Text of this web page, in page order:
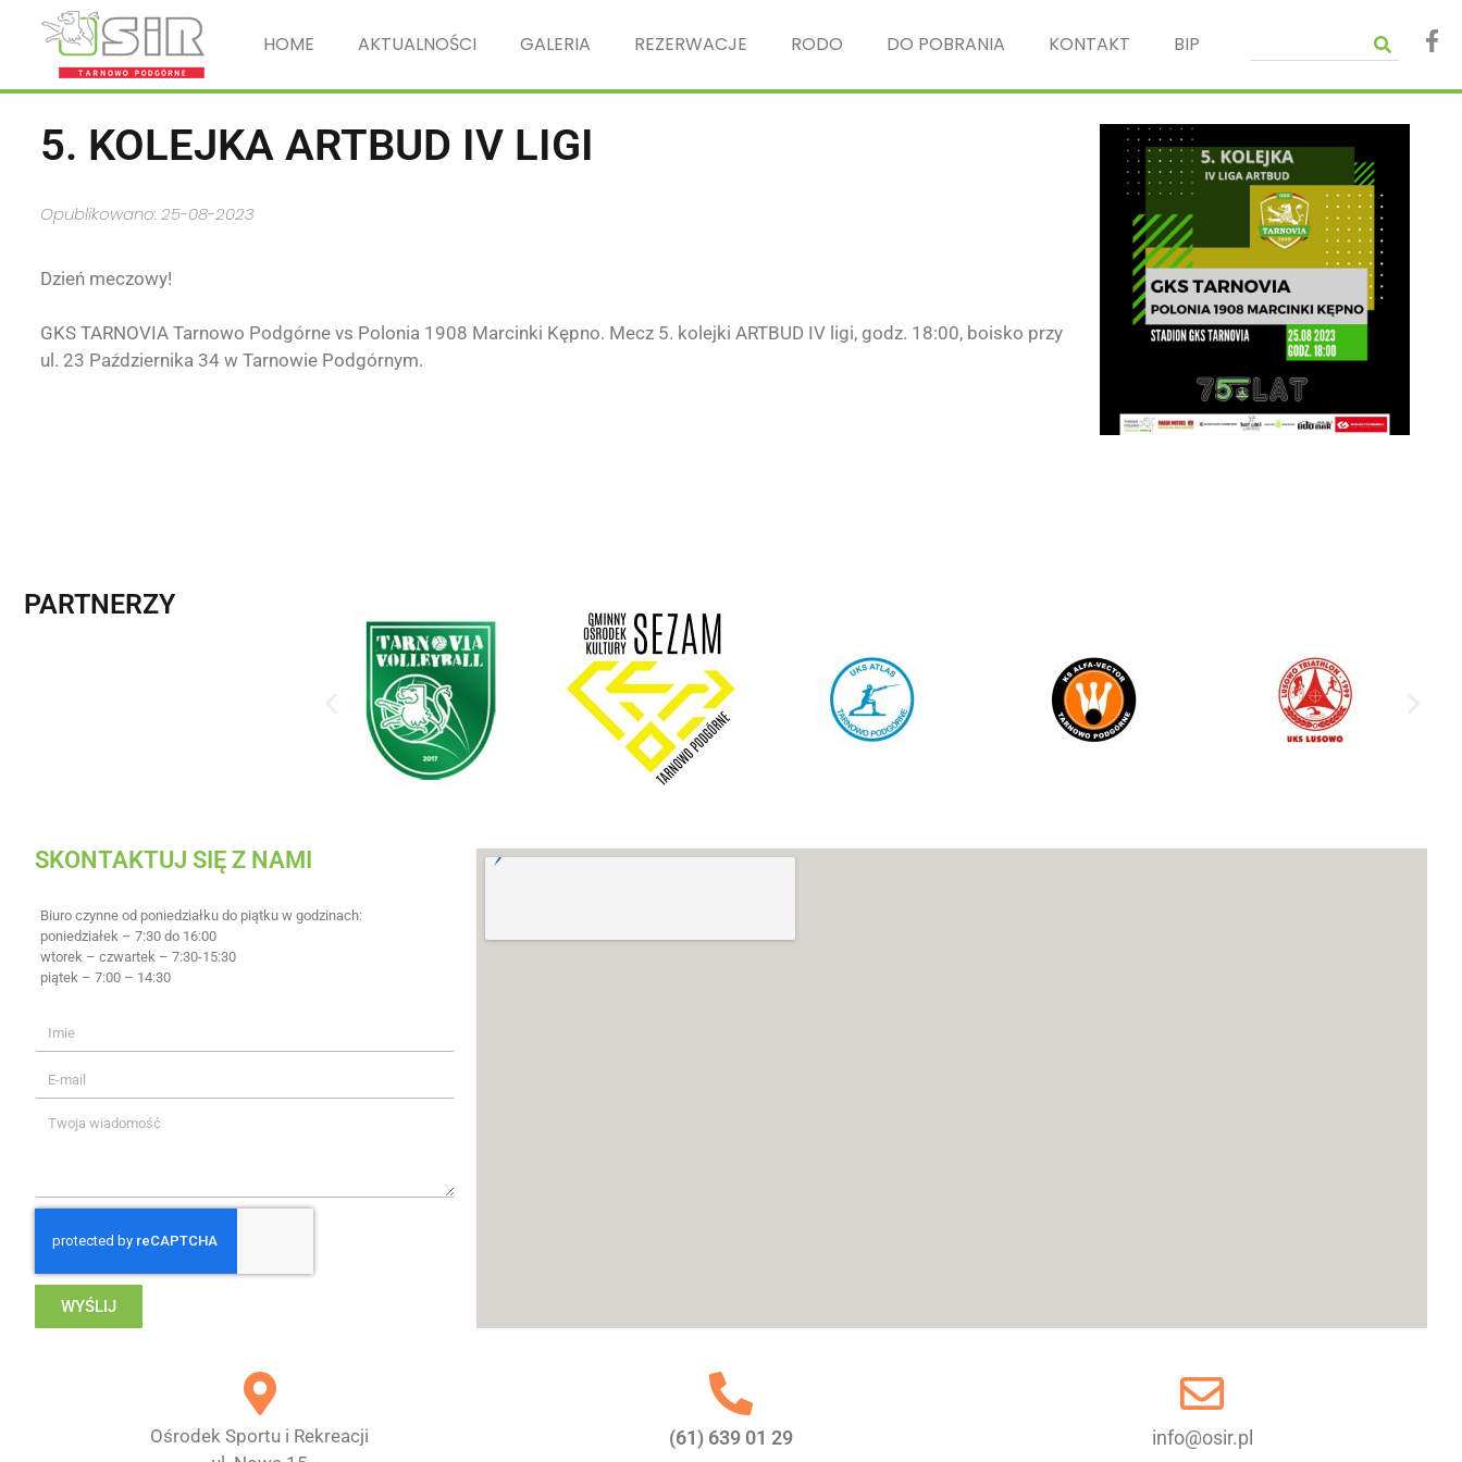
HOME AKTUALNOŚCI GALERIA REZERWACJE RODO DO POBRANIA KONTAKT BIP
5. KOLEJKA ARTBUD IV LIGI
Opublikowano: 25-08-2023
Dzień meczowy!
GKS TARNOVIA Tarnowo Podgórne vs Polonia 1908 Marcinki Kępno. Mecz 5. kolejki ARTBUD IV ligi, godz. 18:00, boisko przy
ul. 23 Października 34 w Tarnowie Podgórnym.
PARTNERZY
SKONTAKTUJ SIĘ Z NAMI
Biuro czynne od poniedziałku do piątku w godzinach:
poniedziałek – 7:30 do 16:00
wtorek – czwartek – 7:30-15:30
piątek – 7:00 – 14:30
WYŚLIJ
Ośrodek Sportu i Rekreacji
(61) 639 01 29 info@osir.pl